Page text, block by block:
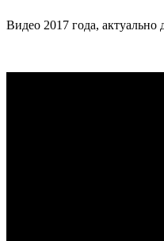
Видео 2017 года, актуально